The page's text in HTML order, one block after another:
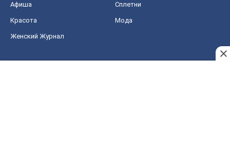
Афиша Сплетни
Красота Мода
Женский Журнал